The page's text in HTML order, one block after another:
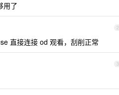
用了
2
直接连接 od 观看，刮削正常
3